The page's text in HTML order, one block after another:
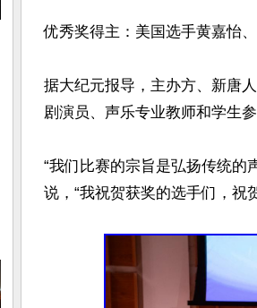
优秀奖得主：美国选手黄嘉怡
据大纪元报导，主办方、新唐
剧演员、声乐专业教师和学生参
“我们比赛的宗旨是弘扬传统的
说，“我祝贺获奖的选手们，祝